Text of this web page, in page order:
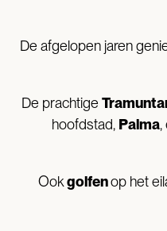
De afgelopen jaren
De prachtige
hoofdstad, Palma,
Ookgolfenop het